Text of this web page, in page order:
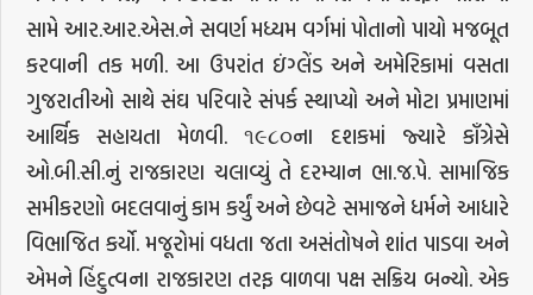
સામે આર.આર.એસ.ને સવર્ણ મધ્યમ વર્ગમાં પોતાનો પાયો મજબૂત
કરવાની તક મળી. આ ઉપરાંત ઇંગ્લેંડ અને અમેરિકામાં વસતા
ગુજરાતીઓ સાથે સંઘ પરિવારે સંપર્ક સ્થાપ્યો અને મોટા પ્રમાણમાં
આર્થિક સહાયતા મેળવી. ૧૯૮૦ના દશકમાં જ્યારે કૉંગ્રેસે
ઓ.બી.સી.નું રાજકારણ ચલાવ્યું તે દરમ્યાન ભા.જ.પે. સામાજિક
સમીકરણો બદલવાનું કામ કર્યું અને છેવટે સમાજને ધર્મને આધારે
વિભાજિત કર્યો. મજૂરોમાં વધતા જતા અસંતોષને શાંત પાડવા અને
એમને હિંદુત્વના રાજકારણ તરફ વાળવા પક્ષ સક્રિય બન્યો. એક